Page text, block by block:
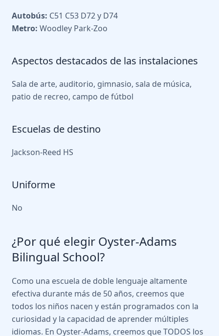
Autobús: C51 C53 D72 y D74
Metro: Woodley Park-Zoo
Aspectos destacados de las instalaciones
Sala de arte, auditorio, gimnasio, sala de música,
patio de recreo, campo de fútbol
Escuelas de destino
Jackson-Reed HS
Uniforme
No
¿Por qué elegir Oyster-Adams
Bilingual School?
Como una escuela de doble lenguaje altamente
efectiva durante más de 50 años, creemos que
todos los niños nacen y están programados con la
curiosidad y la capacidad de aprender múltiples
idiomas. En Oyster-Adams, creemos que TODOS los